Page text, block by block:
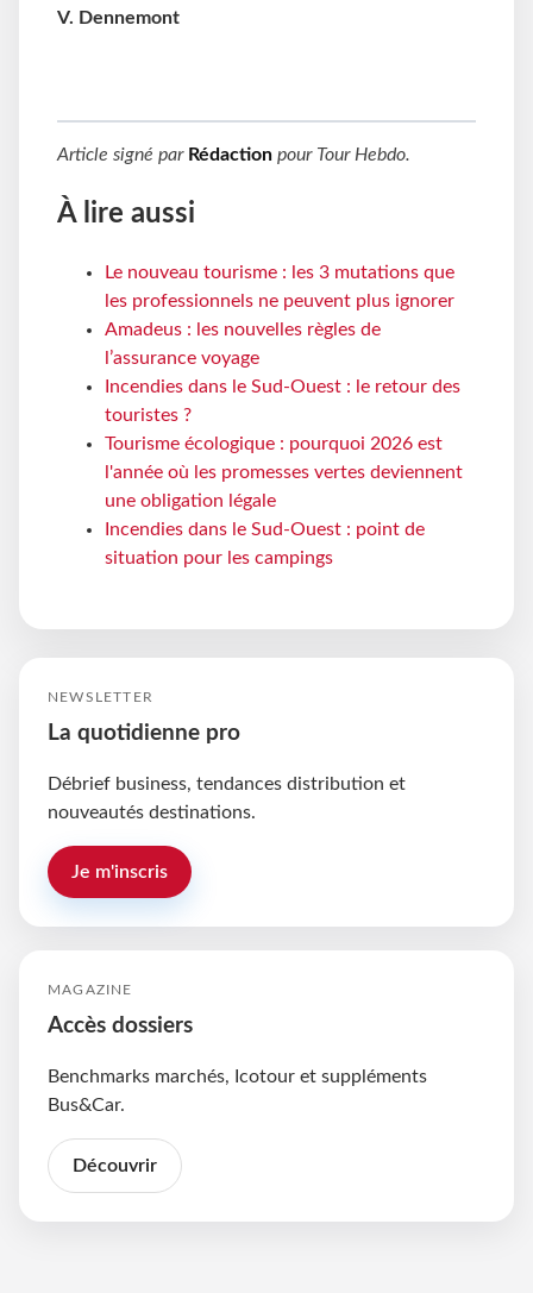
V. Dennemont
Article signé par Rédaction pour Tour Hebdo.
À lire aussi
Le nouveau tourisme : les 3 mutations que
les professionnels ne peuvent plus ignorer
Amadeus : les nouvelles règles de
l’assurance voyage
Incendies dans le Sud-Ouest : le retour des
touristes ?
Tourisme écologique : pourquoi 2026 est
l'année où les promesses vertes deviennent
une obligation légale
Incendies dans le Sud-Ouest : point de
situation pour les campings
NEWSLETTER
La quotidienne pro
Débrief business, tendances distribution et
nouveautés destinations.
Je m'inscris
MAGAZINE
Accès dossiers
Benchmarks marchés, Icotour et suppléments
Bus&Car.
Découvrir